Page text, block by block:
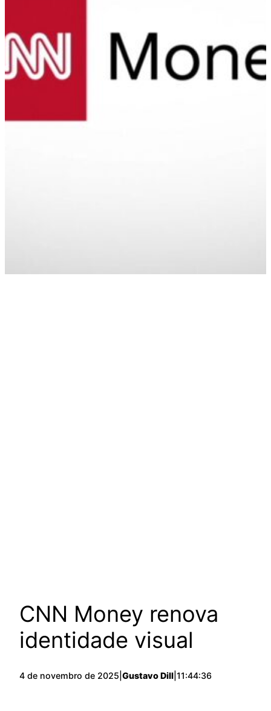
CNN Money renova
identidade visual
4 de novembro de 2025 Gustavo Dill 11:44:36